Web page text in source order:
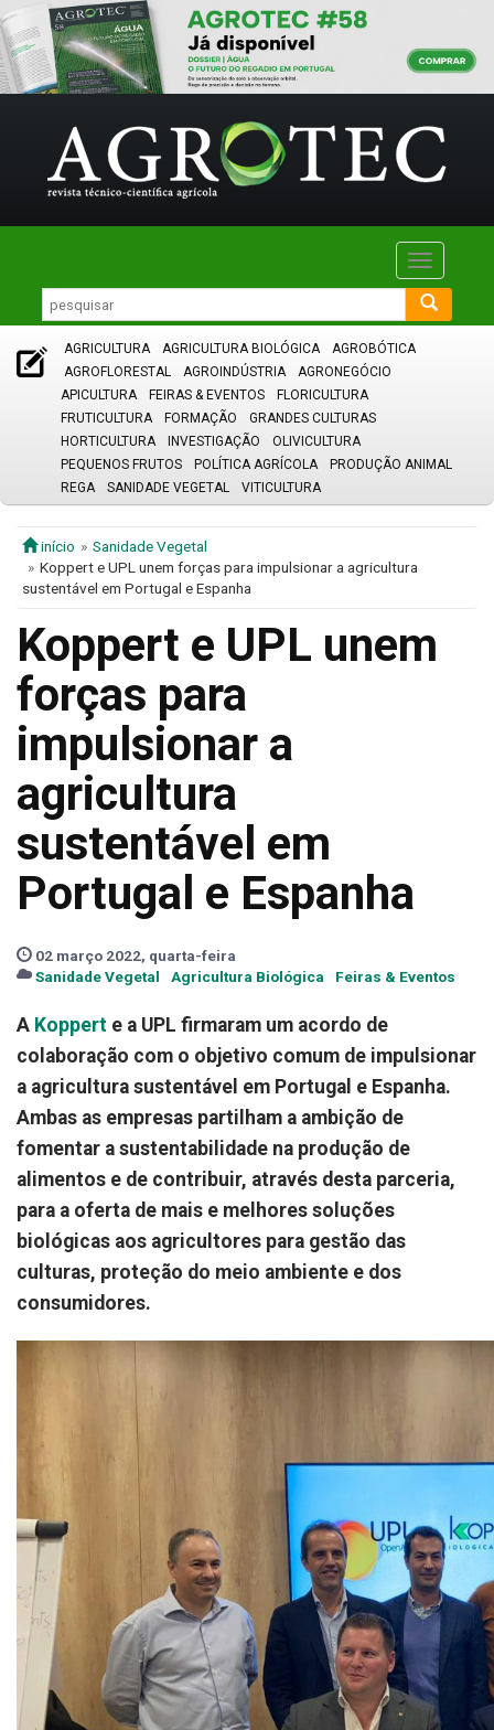
Toggle
AGRICULTURA AGRICULTURA BIOLÓGICA
AGROBÓTICA
AGROFLORESTAL
AGROINDÚSTRIA
AGRONEGÓCIO
APICULTURA
FEIRAS & EVENTOS
FLORICULTURA
FRUTICULTURA
FORMAÇÃO
GRANDES CULTURAS
HORTICULTURA
INVESTIGAÇÃO
OLIVICULTURA
PEQUENOS FRUTOS
POLÍTICA AGRÍCOLA
PRODUÇÃO ANIMAL
REGA
SANIDADE VEGETAL VITICULTURA
início
Sanidade Vegetal
Koppert e UPL unem forças para impulsionar a agricultura
sustentável em Portugal e Espanha
Koppert e UPL unem
forças para
impulsionar a
agricultura
sustentável em
Portugal e Espanha
02 março 2022, quarta-feira
Sanidade Vegetal
Agricultura Biológica Feiras & Eventos
A Koppert e a UPL firmaram um acordo de
colaboração com o objetivo comum de impulsionar
a agricultura sustentável em Portugal e Espanha.
Ambas as empresas partilham a ambição de
fomentar a sustentabilidade na produção de
alimentos e de contribuir, através desta parceria,
para a oferta de mais e melhores soluções
biológicas aos agricultores para gestão das
culturas, proteção do meio ambiente e dos
consumidores.